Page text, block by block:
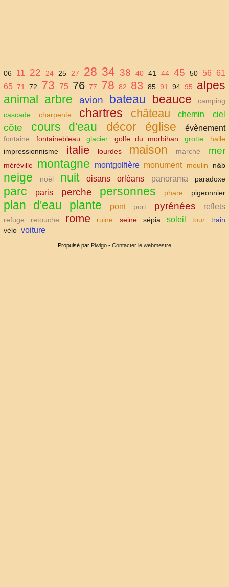
06 11 22 24 25 27 28 34 38 40 41 44 45 50 56 61
65 71 72 73 75 76 77 78 82 83 85 91 94 95
alpes
animal arbre avion bateau beauce
camping
cascade
charpente chartres château chemin ciel
côte cours d'eau décor église évènement
fontaine fontainebleau glacier golfe du morbihan grotte
halle
impressionnisme
italie lourdes maison marché mer
méréville montagne montgolfière monument moulin n&b
neige noël nuit oisans orléans panorama paradoxe
parc paris perche personnes phare pigeonnier
plan d'eau plante pont port pyrénées reflets
refuge retouche rome ruine seine sépia soleil tour
train
vélo voiture
Propulsé par Piwigo - Contacter le webmestre